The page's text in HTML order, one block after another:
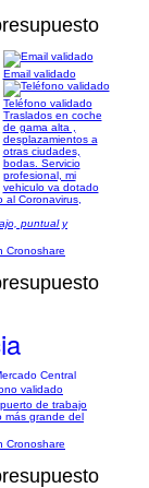
Email validado
Teléfono validado
Traslados en coche
de gama alta ,
desplazamientos a
otras ciudades,
bodas. Servicio
profesional, mi
vehiculo va dotado
Coronavirus,
puntual y
Cronoshare
Central
validado
de trabajo
más grande del
Cronoshare